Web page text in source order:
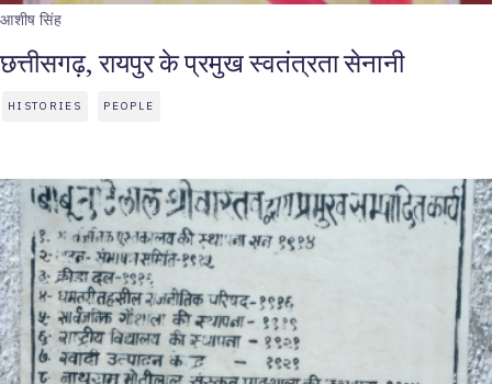
आशीष सिंह
छत्तीसगढ़, रायपुर के प्रमुख स्वतंत्रता सेनानी
HISTORIES PEOPLE